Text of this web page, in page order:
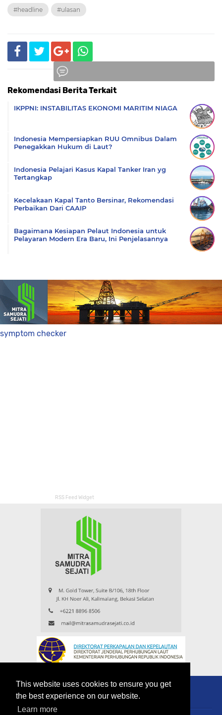
This website uses cookies to ensure you get
the best experience on our website.
Learn more
#headline #ulasan
Rekomendasi Berita Terkait
IKPPNI: INSTABILITAS EKONOMI MARITIM NIAGA
Indonesia Mempersiapkan RUU Omnibus Dalam
Penegakkan Hukum di Laut?
Indonesia Pelajari Kasus Kapal Tanker Iran yg
Tertangkap
Kecelakaan Kapal Tanto Bersinar, Rekomendasi
Perbaikan Dari CAAIP
Bagaimana Kesiapan Pelaut Indonesia untuk
Pelayaran Modern Era Baru, Ini Penjelasannya
symptom checker
RSS Feed Widget